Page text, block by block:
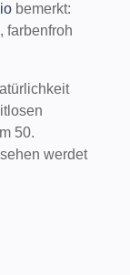
bemerkt:
farbenfroh
50.
werdet